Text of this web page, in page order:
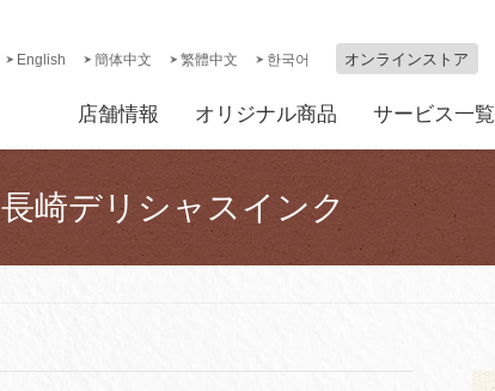
English 簡体中文 繁體中文 한국어 オンラインストア
店舗情報 オリジナル商品 サービス一覧
長崎デリシャスインク